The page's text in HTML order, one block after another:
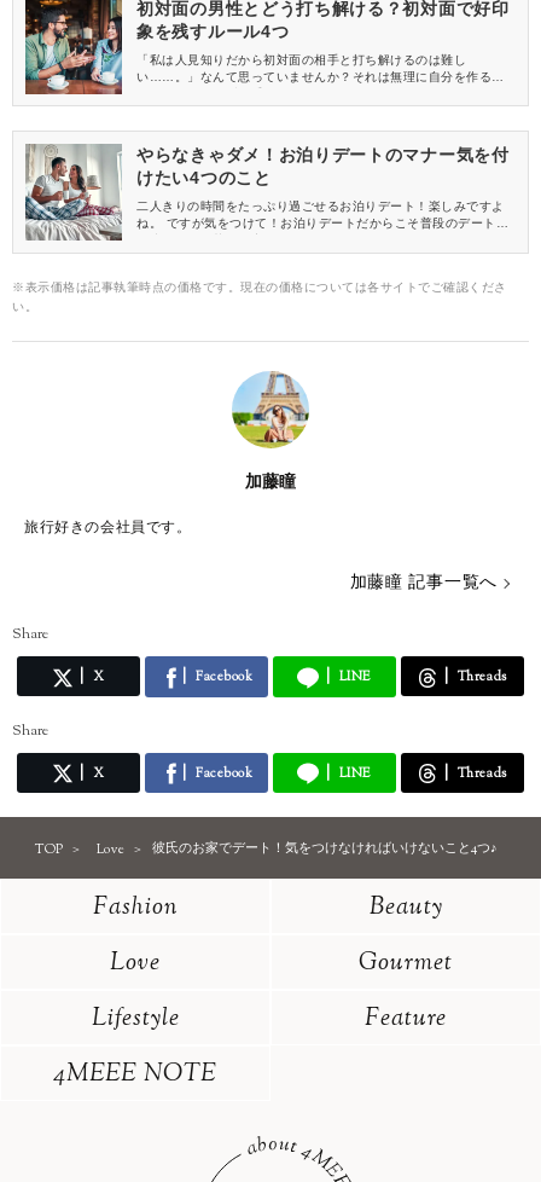
初対面の男性とどう打ち解ける？初対面で好印
象を残すルール4つ
「私は人見知りだから初対面の相手と打ち解けるのは難し
い……。」なんて思っていませんか？それは無理に自分を作るか
イしてみてください。きっと楽に打ち解けられるようになってい
やらなきゃダメ！お泊りデートのマナー気を付
けたい4つのこと
二人きりの時間をたっぷり過ごせるお泊りデート！楽しみですよ
ね。 ですが気をつけて！お泊りデートだからこそ普段のデートと
ーをまとめてみました。ぜひ参考にしてみて下さいね。
※表示価格は記事執筆時点の価格です。現在の価格については各サイトでご確認くださ
い。
加藤瞳
旅行好きの会社員です。
加藤瞳 記事一覧へ
Share
X Facebook LINE Threads
Share
X Facebook LINE Threads
TOP Love 彼氏のお家でデート！気をつけなければいけないこと4つ♪
Fashion
Beauty
Love
Gourmet
Lifestyle
Feature
4MEEE NOTE